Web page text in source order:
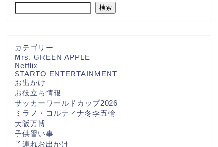
検索
カテゴリー
Mrs. GREEN APPLE
Netflix
STARTO ENTERTAINMENT
お出かけ
お役立ち情報
サッカーワールドカップ2026
ミラノ・コルティナ冬季五輪
大阪万博
子供習い事
子連れお出かけ